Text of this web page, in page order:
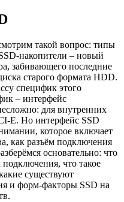
такой вопрос: типы
накопители – новый
забивающего последние
старого формата HDD.
специфик этого
– интерфейс
для внутренних
E. Но интерфейс SSD
которое включает
как разъём подключения
основательно: что
подключения, что такое
существуют
и форм-факторы SSD на